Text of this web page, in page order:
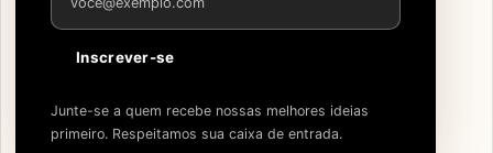
Inscrever-se
Junte-se a quem recebe nossas melhores ideias
primeiro. Respeitamos sua caixa de entrada.